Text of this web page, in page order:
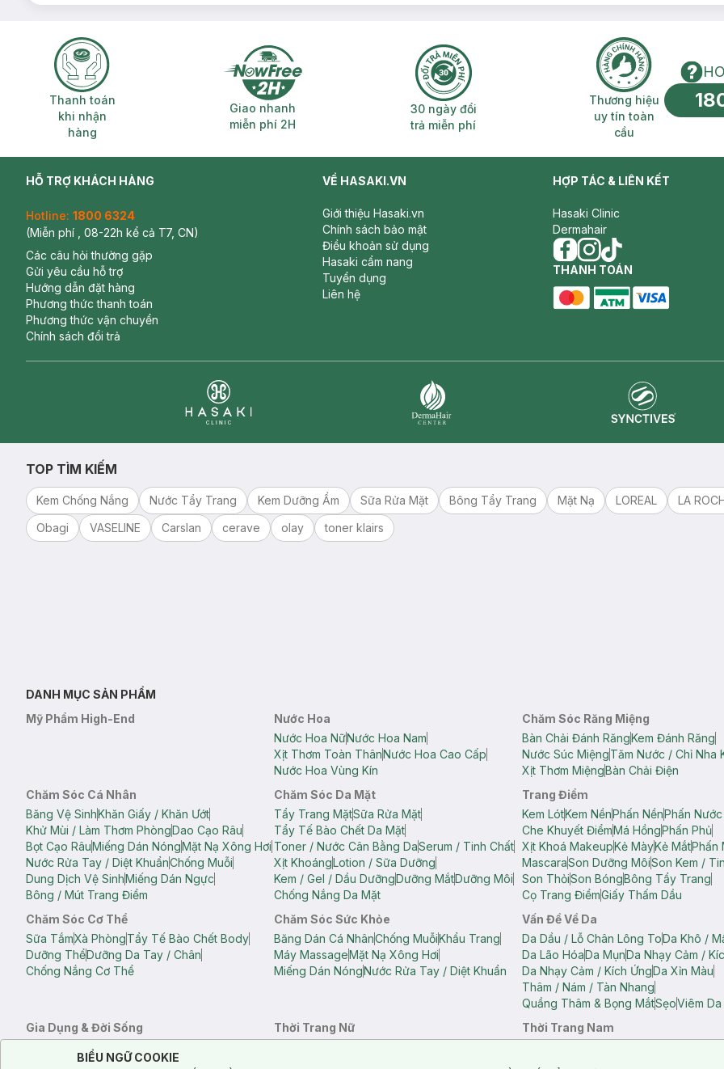
Thanh toán khi nhận hàng
Thanh toán
khi nhận
hàng
Giao nhanh miễn phí 2H
Giao nhanh
miễn phí 2H
30 ngày đổi trả miễn phí
30 ngày đổi
trả miễn phí
Thương hiệu
Thương hiệu
uy tín toàn
cầu
HỖ TRỢ KHÁCH HÀNG
Hotline: 1800 6324
(Miễn phí , 08-22h kể cả T7, CN)
Các câu hỏi thường gặp
Gửi yêu cầu hỗ trợ
Hướng dẫn đặt hàng
Phương thức thanh toán
Phương thức vận chuyển
Chính sách đổi trả
VỀ HASAKI.VN
Giới thiệu Hasaki.vn
Chính sách bảo mật
Điều khoản sử dụng
Hasaki cẩm nang
Tuyển dụng
Liên hệ
HỢP TÁC & LIÊN KẾT
Hasaki Clinic
Dermahair
facebook
instagram
tiktok
THANH TOÁN
TOP TÌM KIẾM
Kem Chống Nắng Nước Tẩy Trang Kem Dưỡng Ẩm Sữa Rửa Mặt Bông Tẩy Trang Mặt Nạ LOREAL
LA
Obagi
VASELINE Carslan cerave olay toner klairs
DANH MỤC SẢN PHẨM
Mỹ Phẩm High-End
Nước Hoa
Nước Hoa NữNước Hoa Nam
Xịt Thơm Toàn ThânNước Hoa Cao Cấp
Nước Hoa Vùng Kín
Chăm Sóc Răng Miệng
Bàn Chải Đánh RăngKem Đánh Răng
Nước Súc MiệngTăm Nước / Chỉ Nha
Xịt Thơm MiệngBàn Chải Điện
Chăm Sóc Cá Nhân
Băng Vệ SinhKhăn Giấy / Khăn Ướt
Khử Mùi / Làm Thơm PhòngDao Cạo Râu
Bọt Cạo RâuMiếng Dán NóngMặt Nạ Xông Hơi
Nước Rửa Tay / Diệt KhuẩnChống Muỗi
Dung Dịch Vệ SinhMiếng Dán Ngực
Bông / Mút Trang Điểm
Chăm Sóc Da Mặt
Tẩy Trang MặtSữa Rửa Mặt
Tẩy Tế Bào Chết Da Mặt
Toner / Nước Cân Bằng DaSerum / Tinh Chất
Xịt KhoángLotion / Sữa Dưỡng
Kem / Gel / Dầu DưỡngDưỡng MắtDưỡng Môi
Chống Nắng Da Mặt
Trang Điểm
Kem LótKem NềnPhấn NềnPhấn
Che Khuyết ĐiểmMá HồngPhấn Phủ
Xịt Khoá MakeupKẻ MàyKẻ MắtPhấn
MascaraSon Dưỡng MôiSon Kem /
Son ThỏiSon BóngBông Tẩy Trang
Cọ Trang ĐiểmGiấy Thấm Dầu
Chăm Sóc Cơ Thể
Sữa TắmXà PhòngTẩy Tế Bào Chết Body
Dưỡng ThểDưỡng Da Tay / Chân
Chống Nắng Cơ Thể
Chăm Sóc Sức Khỏe
Băng Dán Cá NhânChống MuỗiKhẩu Trang
Máy MassageMặt Nạ Xông Hơi
Miếng Dán NóngNước Rửa Tay / Diệt Khuẩn
Vấn Đề Về Da
Da Dầu / Lỗ Chân Lông ToDa Khô /
Da Lão HóaDa MụnDa Nhạy Cảm /
Da Nhạy Cảm / Kích ỨngDa Xỉn Màu
Thâm / Nám / Tàn Nhang
Quầng Thâm & Bọng MắtSẹoViêm
Gia Dụng & Đời Sống
Bông Tắm / Phụ Kiện Tắm
Phụ Kiện Điện Thoại Quạt Cầm Tay / Quạt Mini
Thời Trang Nữ
Thời Trang Nam
Cookie Consent
Notice about cookies usage
BIỂU NGỮ COOKIE